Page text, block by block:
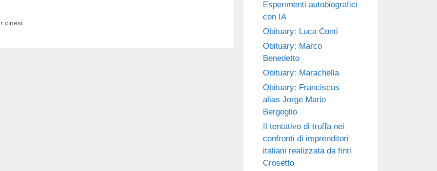
cinesi
Esperimenti autobiografici
con IA
Obituary: Luca Conti
Obituary: Marco
Benedetto
Obituary: Marachella
Obituary: Franciscus
alias Jorge Mario
Bergoglio
Il tentativo di truffa nei
confronti di imprenditori
italiani realizzata da finti
Crosetto